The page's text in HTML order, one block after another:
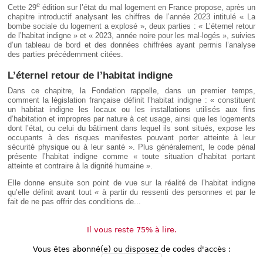
Cette 29e édition sur l’état du mal logement en France propose, après un
chapitre introductif analysant les chiffres de l’année 2023 intitulé « La
bombe sociale du logement a explosé », deux parties : « L’éternel retour
de l’habitat indigne » et « 2023, année noire pour les mal-logés », suivies
d’un tableau de bord et des données chiffrées ayant permis l’analyse
des parties précédemment citées.
L’éternel retour de l’habitat indigne
Dans ce chapitre, la Fondation rappelle, dans un premier temps,
comment la législation française définit l’habitat indigne : « constituent
un habitat indigne les locaux ou les installations utilisés aux fins
d’habitation et impropres par nature à cet usage, ainsi que les logements
dont l’état, ou celui du bâtiment dans lequel ils sont situés, expose les
occupants à des risques manifestes pouvant porter atteinte à leur
sécurité physique ou à leur santé ». Plus généralement, le code pénal
présente l’habitat indigne comme « toute situation d’habitat portant
atteinte et contraire à la dignité humaine ».
Elle donne ensuite son point de vue sur la réalité de l’habitat indigne
qu’elle définit avant tout « à partir du ressenti des personnes et par le
fait de ne pas offrir des conditions de...
Il vous reste 75% à lire.
Vous êtes abonné(e) ou disposez de codes d'accès :